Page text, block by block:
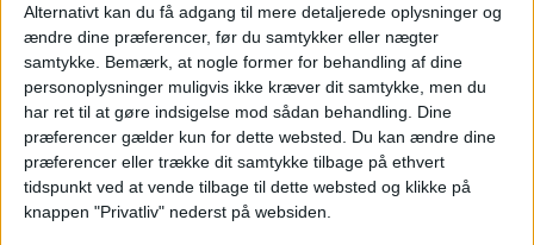
Alternativt kan du få adgang til mere detaljerede oplysninger og
ændre dine præferencer, før du samtykker eller nægter
samtykke. Bemærk, at nogle former for behandling af dine
personoplysninger muligvis ikke kræver dit samtykke, men du
har ret til at gøre indsigelse mod sådan behandling. Dine
præferencer gælder kun for dette websted. Du kan ændre dine
præferencer eller trække dit samtykke tilbage på ethvert
tidspunkt ved at vende tilbage til dette websted og klikke på
knappen "Privatliv" nederst på websiden.
U28 6 7 8 9 10 11 12
U29 13 14 15 16 17 18 19
20 21 22 23 24 25 26
U31 27 28 30 31